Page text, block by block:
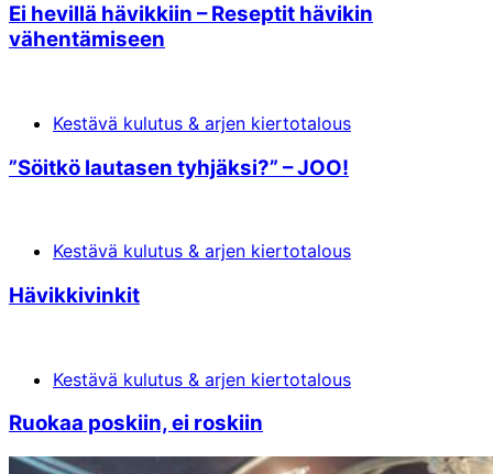
Ei hevillä hävikkiin – Reseptit hävikin
vähentämiseen
Kestävä kulutus & arjen kiertotalous
”Söitkö lautasen tyhjäksi?” – JOO!
Kestävä kulutus & arjen kiertotalous
Hävikkivinkit
Kestävä kulutus & arjen kiertotalous
Ruokaa poskiin, ei roskiin